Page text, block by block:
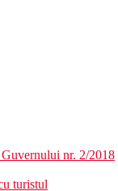
nr. 2/2018
turistul